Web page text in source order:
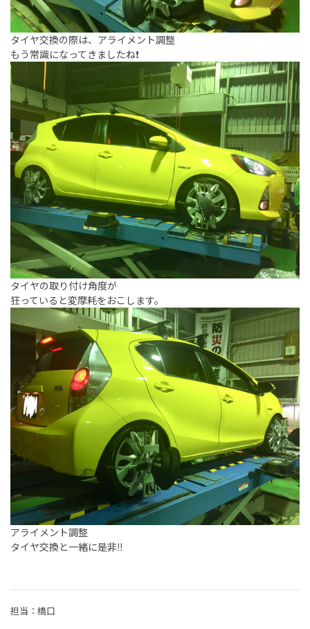
タイヤ交換の際は、アライメント調整
もう常識になってきましたね❗️
タイヤの取り付け角度が
狂っていると変摩耗をおこします。
アライメント調整
タイヤ交換と一緒に是非‼️
担当：橋口